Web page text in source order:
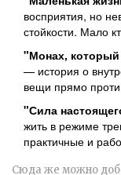
восприятия, но
стойкости. Мало
"Монах,
— история о
вещи прямо
"Сила
жить в режиме
практичные и
Сюда же можно